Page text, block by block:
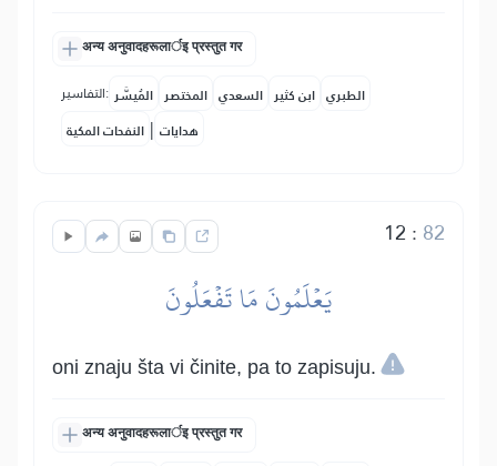
अन्य अनुवादहरूलार्इ प्रस्तुत गर
التفاسير: المُيسَّر المختصر السعدي ابن كثير الطبري
النفحات المكية | هدايات
12 : 82
يَعۡلَمُونَ مَا تَفۡعَلُونَ
oni znaju šta vi činite, pa to zapisuju.
अन्य अनुवादहरूलार्इ प्रस्तुत गर